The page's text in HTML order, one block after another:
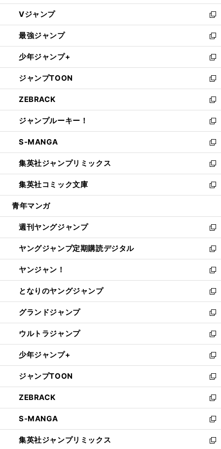
ウ
ィ
ン
ド
ウ
で
開
く
し
い
ウ
ィ
ン
ド
ウ
で
開
く
Vジャンプ
新
し
い
ウ
ィ
ン
ド
ウ
で
開
く
最強ジャンプ
新
し
い
ウ
ィ
ン
ド
ウ
で
開
く
少年ジャンプ+
新
し
い
ウ
ィ
ン
ド
ウ
で
開
く
ジャンプTOON
新
し
い
ウ
ィ
ン
ド
ウ
で
開
く
ZEBRACK
新
し
い
ウ
ィ
ン
ド
ウ
で
開
ジャンプルーキー！
新
し
い
ウ
ィ
ン
ド
ウ
開
く
S-MANGA
新
し
い
ウ
ィ
ン
ウ
で
開
く
集英社ジャンプリミックス
新
し
い
ウ
ン
ド
ウ
で
開
く
集英社コミック文庫
新
し
ウ
ィ
ン
ド
ウ
で
開
く
青年マンガ
週刊ヤングジャンプ
新
し
い
ウ
ィ
ン
ド
ウ
で
開
く
ヤングジャンプ定期購読デジタル
新
し
い
ウ
ィ
ン
ド
ウ
で
開
く
ヤンジャン！
新
し
い
ウ
ィ
ン
ド
ウ
で
開
く
となりのヤングジャンプ
新
し
い
ウ
ィ
ン
ド
ウ
で
開
く
グランドジャンプ
新
し
い
ウ
ィ
ン
ド
ウ
で
開
く
ウルトラジャンプ
新
し
い
ウ
ィ
ン
ド
ウ
で
開
く
少年ジャンプ+
新
し
い
ウ
ィ
ン
ド
ウ
で
ジャンプTOON
新
し
い
ウ
ィ
ン
ド
ZEBRACK
新
し
い
ウ
ィ
S-MANGA
新
し
い
集英社ジャンプリミックス
新